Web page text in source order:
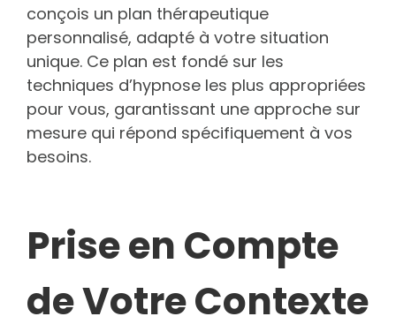
conçois un plan thérapeutique
personnalisé, adapté à votre situation
unique. Ce plan est fondé sur les
techniques d’hypnose les plus appropriées
pour vous, garantissant une approche sur
mesure qui répond spécifiquement à vos
besoins.
Prise en Compte
de Votre Contexte